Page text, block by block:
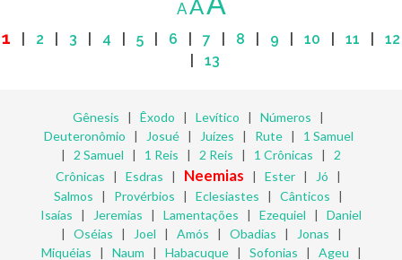
AA
1 2 3 4 5 6 7 8 9 10 11
12
13
Gênesis | Êxodo | Levítico | Números |
Deuteronômio | Josué| Juízes | Rute| 1 Samuel
| 2 Samuel | 1 Reis | 2 Reis | 1 Crônicas | 2
Crônicas | Esdras | Neemias | Ester | Jó |
Salmos | Provérbios | Eclesiastes | Cânticos |
Isaías | Jeremias | Lamentações | Ezequiel | Daniel
| Oséias | Joel | Amós | Obadias | Jonas |
Miquéias | Naum | Habacuque| Sofonias | Ageu |